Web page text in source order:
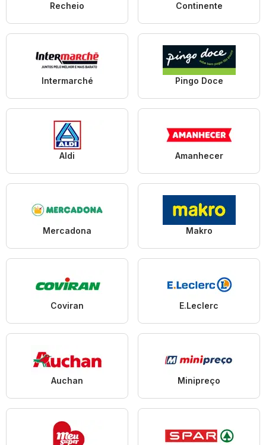
Recheio Continente
Intermarché Pingo Doce
Aldi Amanhecer
Mercadona Makro
Coviran E.Leclerc
Auchan Minipreço